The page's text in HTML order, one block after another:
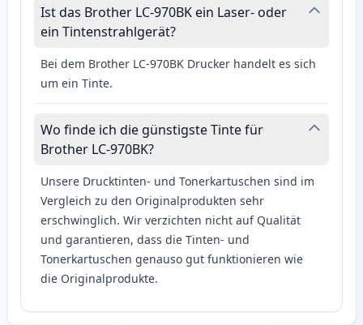
Ist das Brother LC-970BK ein Laser- oder
ein Tintenstrahlgerät?
Bei dem Brother LC-970BK Drucker handelt es sich
um ein Tinte.
Wo finde ich die günstigste Tinte für
Brother LC-970BK?
Unsere Drucktinten- und Tonerkartuschen sind im
Vergleich zu den Originalprodukten sehr
erschwinglich. Wir verzichten nicht auf Qualität
und garantieren, dass die Tinten- und
Tonerkartuschen genauso gut funktionieren wie
die Originalprodukte.